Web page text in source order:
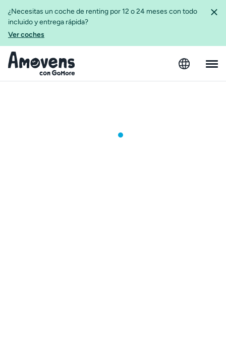
¿Necesitas un coche de renting por 12 o 24 meses con todo
incluido y entrega rápida?
Ver coches